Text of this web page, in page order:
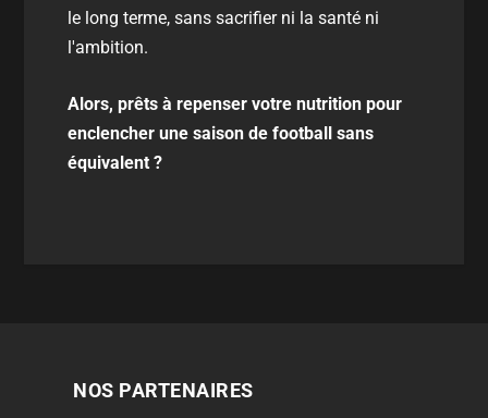
le long terme, sans sacrifier ni la santé ni
l'ambition.
Alors, prêts à repenser votre nutrition pour
enclencher une saison de football sans
équivalent ?
NOS PARTENAIRES